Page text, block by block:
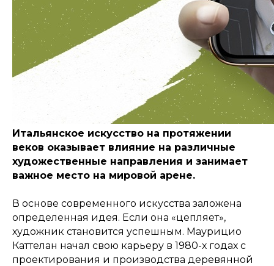
Итальянское искусство на протяжении
веков оказывает влияние на различные
художественные направления и занимает
важное место на мировой арене.
В основе современного искусства заложена
определенная идея. Если она «цепляет»,
художник становится успешным. Маурицио
Каттелан начал свою карьеру в 1980-х годах с
проектирования и производства деревянной